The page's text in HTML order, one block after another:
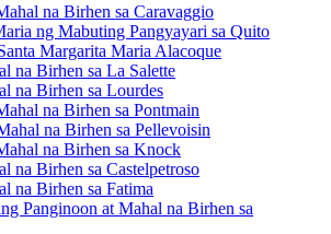
na Birhen sa Caravaggio
ng Mabuting Pangyayari sa Quito
Margarita Maria Alacoque
na Birhen sa La Salette
na Birhen sa Lourdes
na Birhen sa Pontmain
na Birhen sa Pellevoisin
na Birhen sa Knock
na Birhen sa Castelpetroso
na Birhen sa Fatima
Panginoon at Mahal na Birhen sa